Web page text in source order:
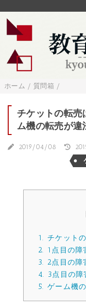
ホーム / 質問箱 /
チケットの転売
ム機の転売が違
2019/04/08
1. チケット
2. 1点目の障
3. 2点目の障
4. 3点目の障
5.
ゲーム機